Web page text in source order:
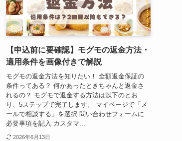
【申込前に要確認】モグモの返金方法・
適用条件を画像付きで解説
モグモの返金方法を知りたい！ 全額返金保証の
条件ってある？ 何かあったときちゃんと返金さ
れるの？ モグモで返金する方法は以下のとお
り、5ステップで完了します。 マイページで「メ
ールで相談する」を選択 問い合わせフォームに
必要事項を記入 カスタマ...
2026年6月13日